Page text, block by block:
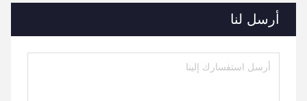
أرسل لنا